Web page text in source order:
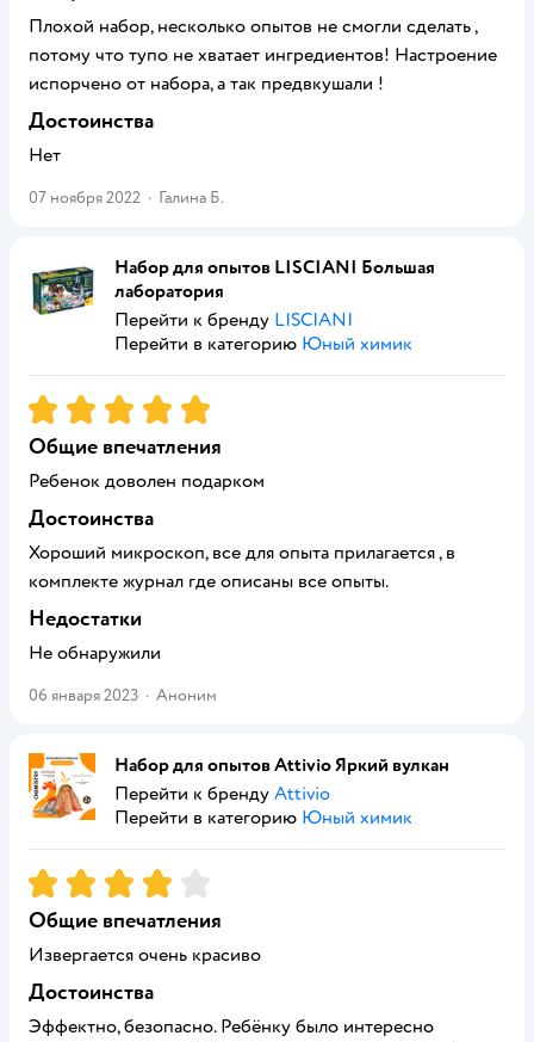
Плохой набор, несколько опытов не смогли сделать ,
потому что тупо не хватает ингредиентов! Настроение
испорчено от набора, а так предвкушали !
Достоинства
Нет
07 ноября 2022 · Галина Б.
Набор для опытов LISCIANI Большая
лаборатория
Перейти к бренду LISCIANI
Перейти в категорию Юный химик
Рейтинг:5
Общие впечатления
Ребенок доволен подарком
Достоинства
Хороший микроскоп, все для опыта прилагается , в
комплекте журнал где описаны все опыты.
Недостатки
Не обнаружили
06 января 2023 · Аноним
Набор для опытов Attivio Яркий вулкан
Перейти к бренду Attivio
Перейти в категорию Юный химик
Рейтинг:4
Общие впечатления
Извергается очень красиво
Достоинства
Эффектно, безопасно. Ребёнку было интересно